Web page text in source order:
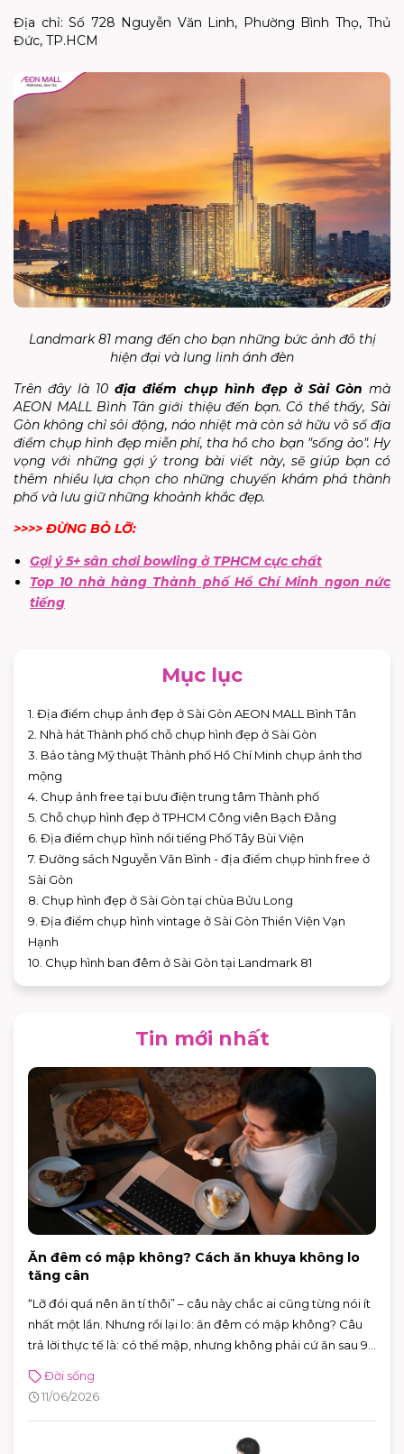
Địa chỉ: Số 728 Nguyễn Văn Linh, Phường Bình Thọ, Thủ
Đức, TP.HCM
Landmark 81 mang đến cho bạn những bức ảnh đô thị
hiện đại và lung linh ánh đèn
Trên đây là 10địa điểm chụp hình đẹp ở Sài Gòn mà
AEON MALL Bình Tân giới thiệu đến bạn. Có thể thấy, Sài
Gòn không chỉ sôi động, náo nhiệt mà còn sở hữu vô số địa
điểm chụp hình đẹp miễn phí, tha hồ cho bạn "sống ảo". Hy
vọng với những gợi ý trong bài viết này, sẽ giúp bạn có
thêm nhiều lựa chọn cho những chuyến khám phá thành
phố và lưu giữ những khoảnh khắc đẹp.
>>>> ĐỪNG BỎ LỠ:
Gợi ý 5+ sân chơi bowling ở TPHCM cực chất
Top 10 nhà hàng Thành phố Hồ Chí Minh ngon nức
tiếng
Mục lục
1. Địa điểm chụp ảnh đẹp ở Sài Gòn AEON MALL Bình Tân
2. Nhà hát Thành phố chỗ chụp hình đẹp ở Sài Gòn
3. Bảo tàng Mỹ thuật Thành phố Hồ Chí Minh chụp ảnh thơ
mộng
4. Chụp ảnh free tại bưu điện trung tâm Thành phố
5. Chỗ chụp hình đẹp ở TPHCM Công viên Bạch Đằng
6. Địa điểm chụp hình nổi tiếng Phố Tây Bùi Viện
7. Đường sách Nguyễn Văn Bình - địa điểm chụp hình free ở
Sài Gòn
8. Chụp hình đẹp ở Sài Gòn tại chùa Bửu Long
9. Địa điểm chụp hình vintage ở Sài Gòn Thiền Viện Vạn
Hạnh
10. Chụp hình ban đêm ở Sài Gòn tại Landmark 81
Tin mới nhất
Ăn đêm có mập không? Cách ăn khuya không lo
tăng cân
“Lỡ đói quá nên ăn tí thôi” – câu này chắc ai cũng từng nói ít
nhất một lần. Nhưng rồi lại lo: ăn đêm có mập không? Câu
trả lời thực tế là: có thể mập, nhưng không phải cứ ăn sau 9
Đời sống
11/06/2026